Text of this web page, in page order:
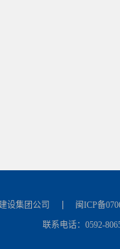
设集团公司
闽ICP备
联系电话：0592-